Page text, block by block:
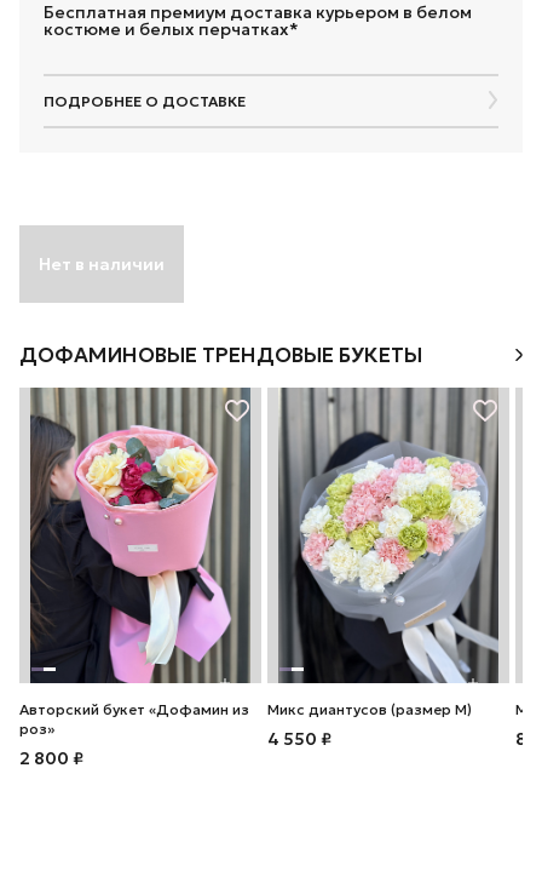
Бесплатная премиум доставка курьером в белом
костюме и белых перчатках*
ПОДРОБНЕЕ О ДОСТАВКЕ
Нет в наличии
ДОФАМИНОВЫЕ ТРЕНДОВЫЕ БУКЕТЫ
Авторский букет «Дофамин из
роз»
2 800 ₽
Микс диантусов (размер М)
4 550 ₽ 8